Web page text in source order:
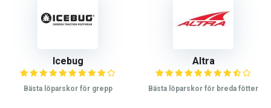
Icebug
Bästa löparskor för grepp
Altra
Bästa löparskor för breda fötter